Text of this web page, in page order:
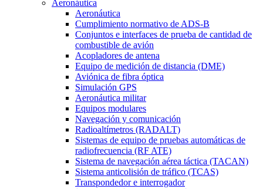
Aeronáutica
Aeronáutica
Cumplimiento normativo de ADS-B
Conjuntos e interfaces de prueba de cantidad de
combustible de avión
Acopladores de antena
Equipo de medición de distancia (DME)
Aviónica de fibra óptica
Simulación GPS
Aeronáutica militar
Equipos modulares
Navegación y comunicación
Radioaltímetros (RADALT)
Sistemas de equipo de pruebas automáticas de
radiofrecuencia (RF ATE)
Sistema de navegación aérea táctica (TACAN)
Sistema anticolisión de tráfico (TCAS)
Transpondedor e interrogador